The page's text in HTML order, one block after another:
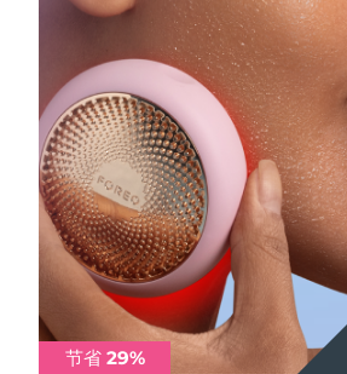
节省 29%
节省 29%
节省 29%
节省 29%
FAQ™产品
All anti-aging
FAQ™产品
All LED treatments
FAQ™ products
All toning treatments
PEACH™ 2
IPL hair removal
PEACH™ 2 go
Travel-friendly IPL
PEACH™
Cooling IPL hair
LUNA™ 4 body
Massaging body brush
Firming body serum
痘肌护理
ESPADA™ 2 plus
Recurring acne LED
ESPADA™ 2
Acne treatment
ESPADA™
Concentrated acne gel
眼部护
BEAR™ 2 eyes &
Microcurrent line
IRIS™ 2
Rejuvenating eye
眼部护肤
Advanced eye care
毛孔护理
KIWI™ derma
Diamond
KIWI™
护发
LUNA™ 4 hair
2-in-1 LED scalp
FLIP™ play
LED light hairbrush
牙齿美白
NEW
issa™ Teeth
希腊
中国香港特别行政区 预
匈牙利
冰岛
印度尼西亚